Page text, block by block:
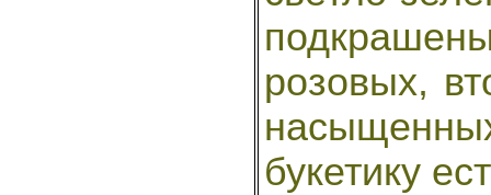
розовых,
букетику